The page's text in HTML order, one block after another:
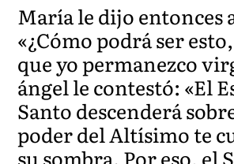
María le dijo entonces
«¿Cómo podrá ser
que yo permanezco
ángel le contestó: «El
Santo descenderá
poder del Altísimo te
su sombra. Por eso, el